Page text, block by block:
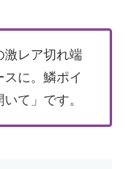
激レア切れ端
に。鱗ポイ
て」です。